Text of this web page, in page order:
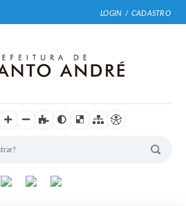
LOGIN / CADASTRO